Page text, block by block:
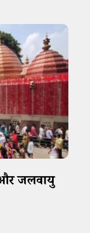
जलवायु